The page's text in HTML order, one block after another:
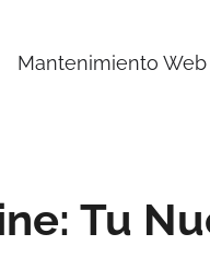
Mantenimiento Web
Tu